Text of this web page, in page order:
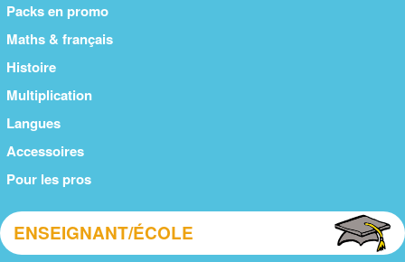
Packs en promo
Maths & français
Histoire
Multiplication
Langues
Accessoires
Pour les pros
ENSEIGNANT/ÉCOLE